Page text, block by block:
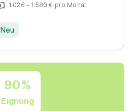
1.026 - 1.580 € pro Monat
Neu
90%
Eignung